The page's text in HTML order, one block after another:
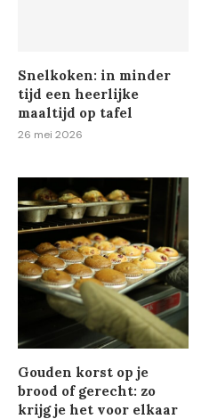
Snelkoken: in minder
tijd een heerlijke
maaltijd op tafel
26 mei 2026
Gouden korst op je
brood of gerecht: zo
krijg je het voor elkaar